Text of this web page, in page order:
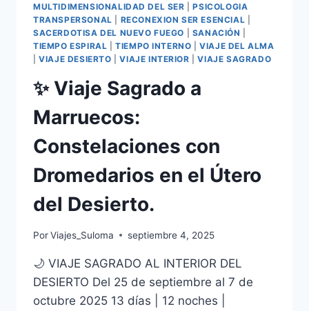
MULTIDIMENSIONALIDAD DEL SER |PSICOLOGIA
TRANSPERSONAL
RECONEXION SER ESENCIAL
SACERDOTISA DEL NUEVO FUEGO
SANACIÓN
TIEMPO ESPIRAL |TIEMPO INTERNO |VIAJE DEL ALMA
|VIAJE DESIERTO |VIAJE INTERIOR |VIAJE SAGRADO
✨ Viaje Sagrado a
Marruecos:
Constelaciones con
Dromedarios en el Útero
del Desierto.
PorViajes_Suloma septiembre 4, 2025
🌙 VIAJE SAGRADO AL INTERIOR DEL
DESIERTO Del 25 de septiembre al 7 de
octubre 2025 13 días | 12 noches |